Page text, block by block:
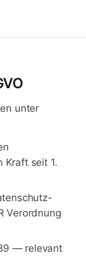
unter
Kraft seit 1.
Verordnung
— relevant